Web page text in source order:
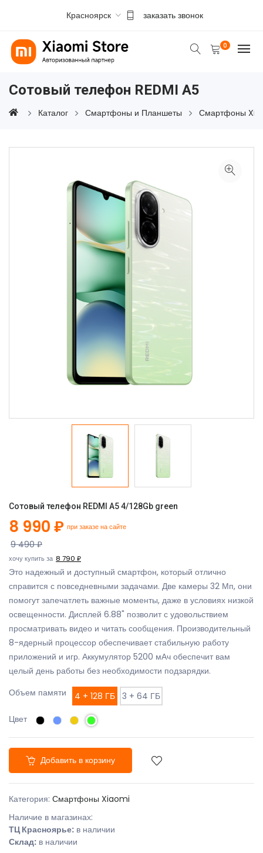
Красноярск заказать звонок
0
Сотовый телефон REDMI A5
Каталог Смартфоны и Планшеты Смартфоны
Сотовый телефон REDMI A5 4/128Gb green
8 990 ₽ при заказе на сайте
9 490 ₽
хочу купить за 8 790 ₽
Это надежный и доступный смартфон, который отлично
справится с повседневными задачами. Две камеры 32 Мп, они
помогут запечатлеть важные моменты, даже в условиях низкой
освещенности. Дисплей 6.88" позволит с удовольствием
просматривать видео и читать сообщения. Производительный
8-ядерный процессор обеспечивает стабильную работу
приложений и игр. Аккумулятор 5200 мАч обеспечит вам
целый день работы без необходимости подзарядки.
Объем памяти
4 + 128 ГБ 3 + 64 ГБ
Цвет
Добавить в корзину
Категория: Смартфоны Xiaomi
Наличие в магазинах:
ТЦ Красноярье: в наличии
Склад: в наличии